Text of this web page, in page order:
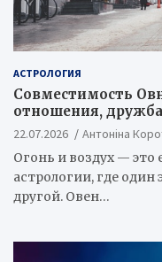
АСТРОЛОГИЯ
Совместимость
отношения, дружба
22.07.2026
Антоніна
Огонь и воздух — это
астрологии, где один
другой. Овен…